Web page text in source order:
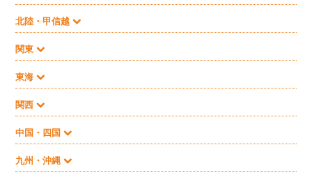
北陸・甲信越
関東
東海
関西
中国・四国
九州・沖縄